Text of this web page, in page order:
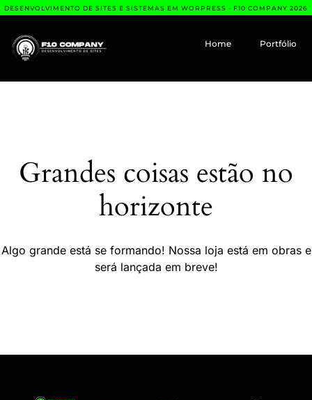
DESENVOLVIMENTO DE SITES E SISTEMAS EM WORPRESS - F10 COMPANY 2026
Home Portfólio
Grandes coisas estão no
horizonte
Algo grande está se formando! Nossa loja está em obras e
será lançada em breve!